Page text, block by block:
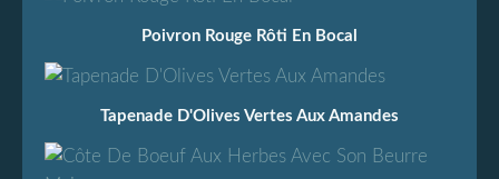
Poivron Rouge Rôti En Bocal
Tapenade D'Olives Vertes Aux Amandes